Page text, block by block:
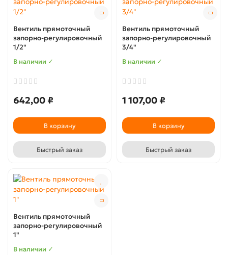
Вентиль прямоточный
запорно-регулировочный
1/2"
В наличии ✓
642,00 ₽
В корзину
Быстрый заказ
Вентиль прямоточный
запорно-регулировочный
3/4"
В наличии ✓
1 107,00 ₽
В корзину
Быстрый заказ
Вентиль прямоточный
запорно-регулировочный
1"
В наличии ✓